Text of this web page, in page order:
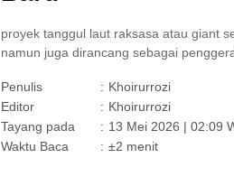
proyek tanggul laut raksasa atau giant
namun juga dirancang sebagai
Penulis : Khoirurrozi
Editor
: Khoirurrozi
Tayang pada
: 13 Mei 2026 | 02:09
Waktu Baca
: ±2 menit